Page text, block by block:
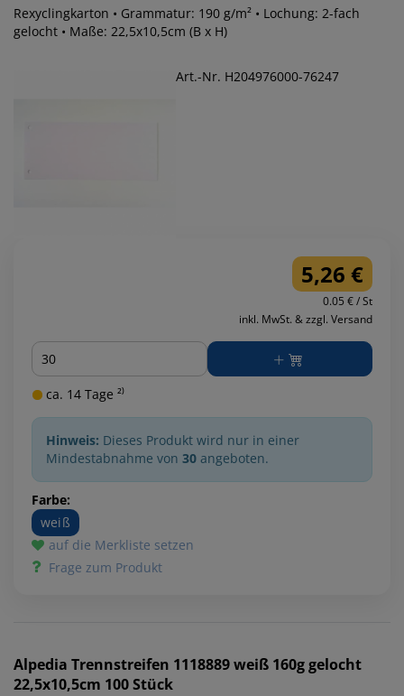
Rexyclingkarton • Grammatur: 190 g/m² • Lochung: 2-fach
gelocht • Maße: 22,5x10,5cm (B x H)
Art.-Nr. H204976000-76247
5,26 €
0.05 € / St
inkl. MwSt. & zzgl. Versand
Menge
ca. 14 Tage ²⁾
Hinweis: Dieses Produkt wird nur in einer
Mindestabnahme von 30 angeboten.
Farbe:
weiß
auf die Merkliste setzen
Frage zum Produkt
Alpedia Trennstreifen 1118889 weiß 160g gelocht
22,5x10,5cm 100 Stück